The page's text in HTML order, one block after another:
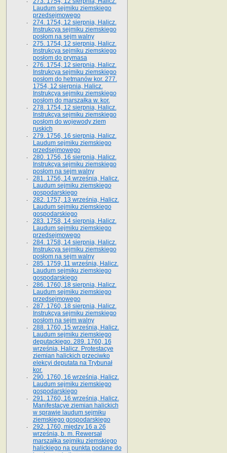
Laudum sejmiku ziemskiego
przedsejmowego
274. 1754, 12 sierpnia, Halicz.
Instrukcya sejmiku ziemskiego
posłom na sejm walny
275. 1754, 12 sierpnia, Halicz.
Instrukcya sejmiku ziemskiego
posłom do prymasa
276. 1754, 12 sierpnia, Halicz.
Instrukcya sejmiku ziemskiego
posłom do hetmanów kor. 277.
1754, 12 sierpnia, Halicz.
Instrukcya sejmiku ziemskiego
posłom do marszałka w. kor.
278. 1754, 12 sierpnia, Halicz.
Instrukcya sejmiku ziemskiego
posłom do wojewody ziem
ruskich
279. 1756, 16 sierpnia, Halicz.
Laudum sejmiku ziemskiego
przedsejmowego
280. 1756, 16 sierpnia, Halicz.
Instrukcya sejmiku ziemskiego
posłom na sejm walny
281. 1756, 14 września, Halicz.
Laudum sejmiku ziemskiego
gospodarskiego
282. 1757, 13 września, Halicz.
Laudum sejmiku ziemskiego
gospodarskiego
283. 1758, 14 sierpnia, Halicz.
Laudum sejmiku ziemskiego
przedsejmowego
284. 1758, 14 sierpnia, Halicz.
Instrukcya sejmiku ziemskiego
posłom na sejm walny
285. 1759, 11 września, Halicz.
Laudum sejmiku ziemskiego
gospodarskiego
286. 1760, 18 sierpnia, Halicz.
Laudum sejmiku ziemskiego
przedsejmowego
287. 1760, 18 sierpnia, Halicz.
Instrukcya sejmiku ziemskiego
posłom na sejm walny
288. 1760, 15 września, Halicz.
Laudum sejmiku ziemskiego
deputackiego. 289. 1760, 16
września, Halicz. Protestacye
ziemian halickich przeciwko
elekcyi deputata na Trybunał
kor.
290. 1760, 16 września, Halicz.
Laudum sejmiku ziemskiego
gospodarskiego
291. 1760, 16 września, Halicz.
Manifestacye ziemian halickich
w sprawie laudum sejmiku
ziemskiego gospodarskiego
292. 1760, między 16 a 26
września, b. m. Rewersał
marszałka sejmiku ziemskiego
halickiego na punkta podane do